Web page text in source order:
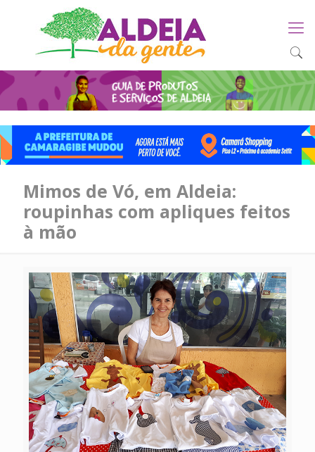
Mimos de Vó, em Aldeia:
roupinhas com apliques feitos
à mão